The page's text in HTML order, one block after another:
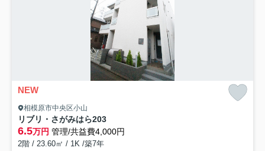
NEW
相模原市中央区小山
リブリ・さがみはら203
6.5万円 管理/共益費4,000円
2階 / 23.60㎡ / 1K /築7年